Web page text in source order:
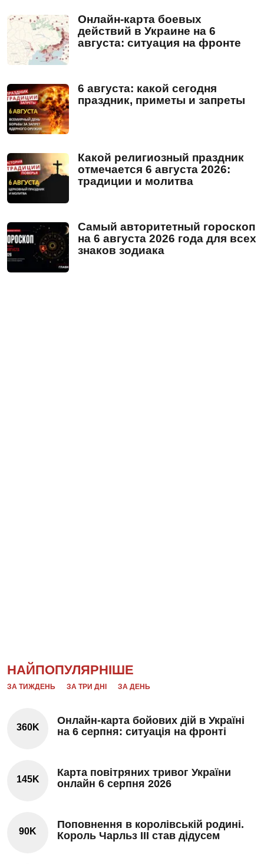
Онлайн-карта боевых
действий в Украине на 6
августа: ситуация на фронте
6 августа: какой сегодня
праздник, приметы и запреты
Какой религиозный праздник
отмечается 6 августа 2026:
традиции и молитва
Самый авторитетный гороскоп
на 6 августа 2026 года для всех
знаков зодиака
НАЙПОПУЛЯРНІШЕ
ЗА ТИЖДЕНЬ ЗА ТРИ ДНІ ЗА ДЕНЬ
360K
Онлайн-карта бойових дій в Україні
на 6 серпня: ситуація на фронті
145K
Карта повітряних тривог України
онлайн 6 серпня 2026
90K
Поповнення в королівській родині.
Король Чарльз III став дідусем